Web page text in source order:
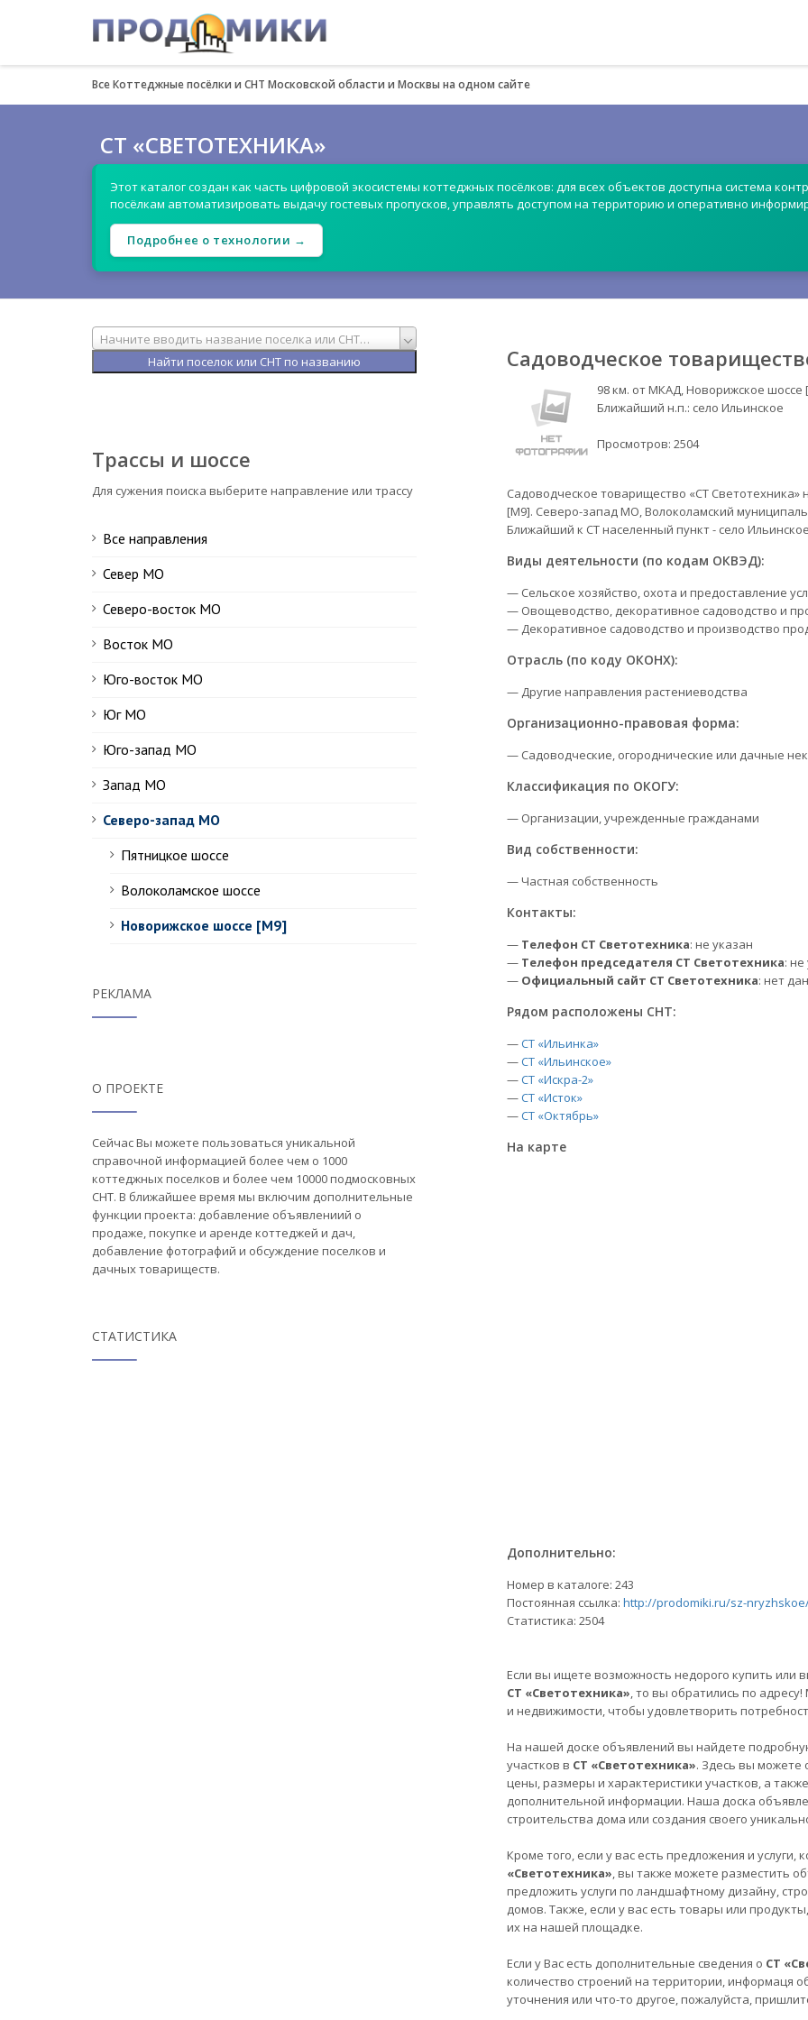
Все Коттеджные посёлки и СНТ Московской области и Москвы на одном сайте
СТ «СВЕТОТЕХНИКА»
Этот каталог создан как часть цифровой экосистемы коттеджных посёлков: для всех объектов доступна система
посёлкам автоматизировать выдачу гостевых пропусков, управлять доступом на территорию и оперативно
Подробнее о технологии →
Начните вводить название поселка или СНТ…
Трассы и шоссе
Для сужения поиска выберите направление или трассу
Все направления
Север МО
Северо-восток МО
Восток МО
Юго-восток МО
Юг МО
Юго-запад МО
Запад МО
Северо-запад МО
Пятницкое шоссе
Волоколамское шоссе
Новорижское шоссе [М9]
РЕКЛАМА
О ПРОЕКТЕ
Сейчас Вы можете пользоваться уникальной
справочной информацией более чем о 1000
коттеджных поселков и более чем 10000 подмосковных
СНТ. В ближайшее время мы включим дополнительные
функции проекта: добавление объявлениий о
продаже, покупке и аренде коттеджей и дач,
добавление фотографий и обсуждение поселков и
дачных товариществ.
СТАТИСТИКА
Садоводческое
98 км. от МКАД, Новорижское
Ближайший н.п.: село Ильинское
Просмотров: 2504
Садоводческое товарищество «СТ
[М9]. Северо-запад МО, Волоколамский
Ближайший к СТ населенный пункт - село
Виды деятельности (по кодам ОКВЭД):
— Сельское хозяйство, охота и предоставление
— Овощеводство, декоративное садоводство и
— Декоративное садоводство и производство
Отрасль (по коду ОКОНХ):
— Другие направления растениеводства
Организационно-правовая форма:
— Садоводческие, огороднические или дачные
Классификация по ОКОГУ:
— Организации, учрежденные гражданами
Вид собственности:
— Частная собственность
Контакты:
— Телефон СТ Светотехника: не указан
— Телефон председателя СТ Светотехника: не
— Официальный сайт СТ Светотехника: нет
Рядом расположены СНТ:
—СТ «Ильинка»
—СТ «Ильинское»
—СТ «Искра-2»
—СТ «Исток»
—СТ «Октябрь»
На карте
Дополнительно:
Номер в каталоге: 243
Постоянная ссылка: http://prodomiki.ru/sz-
Статистика: 2504
Если вы ищете возможность недорого купить или
СТ «Светотехника», то вы обратились по
и недвижимости, чтобы удовлетворить
На нашей доске объявлений вы найдете
участков в СТ «Светотехника». Здесь вы можете
цены, размеры и характеристики участков, а
дополнительной информации. Наша доска
строительства дома или создания своего
Кроме того, если у вас есть предложения и
«Светотехника», вы также можете разместить
предложить услуги по ландшафтному дизайну,
домов. Также, если у вас есть товары или
их на нашей площадке.
Если у Вас есть дополнительные сведения о СТ
количество строений на территории, информаця
уточнения или что-то другое, пожалуйста,